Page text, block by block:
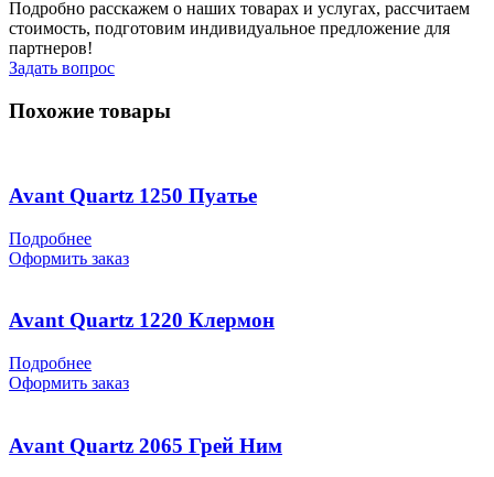
Подробно расскажем о наших товарах и услугах, рассчитаем
стоимость, подготовим индивидуальное предложение для
партнеров!
Задать вопрос
Похожие товары
Avant Quartz 1250 Пуатье
Подробнее
Оформить заказ
Avant Quartz 1220 Клермон
Подробнее
Оформить заказ
Avant Quartz 2065 Грей Ним